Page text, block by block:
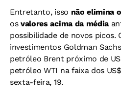
Entretanto, isso não elimina
osvalores acima da média
possibilidade de novos picos.
investimentos Goldman
petróleo Brent próximo de
petróleo WTI na faixa dos
sexta-feira, 19.